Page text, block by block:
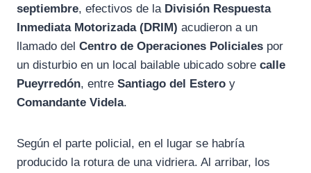
e
b
k
e
g
m
t
s
p
p
septiembre, efectivos de la División Respuesta
Inmediata Motorizada (DRIM) acudieron a un
llamado del Centro de Operaciones Policiales por
un disturbio en un local bailable ubicado sobre calle
Pueyrredón, entre Santiago del Estero y
Comandante Videla.
Según el parte policial, en el lugar se habría
producido la rotura de una vidriera. Al arribar, los